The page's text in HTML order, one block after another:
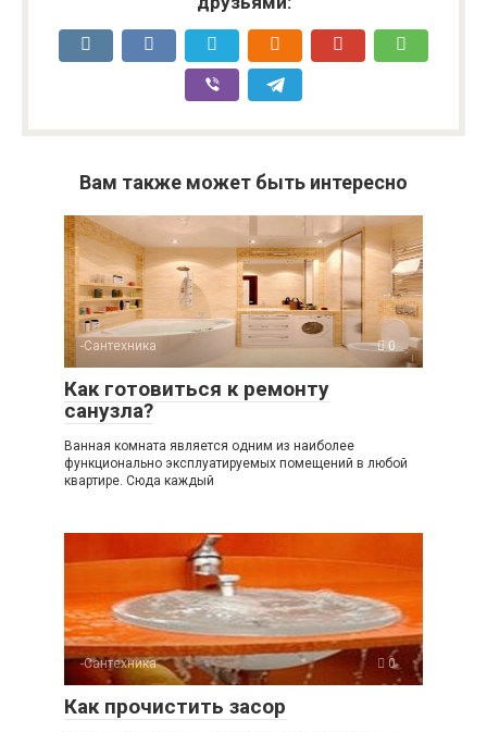
Вам также может быть интересно
-Сантехника 0
Как готовиться к ремонту
санузла?
Ванная комната является одним из наиболее
функционально эксплуатируемых помещений в любой
квартире. Сюда каждый
-Сантехника 0
Как прочистить засор